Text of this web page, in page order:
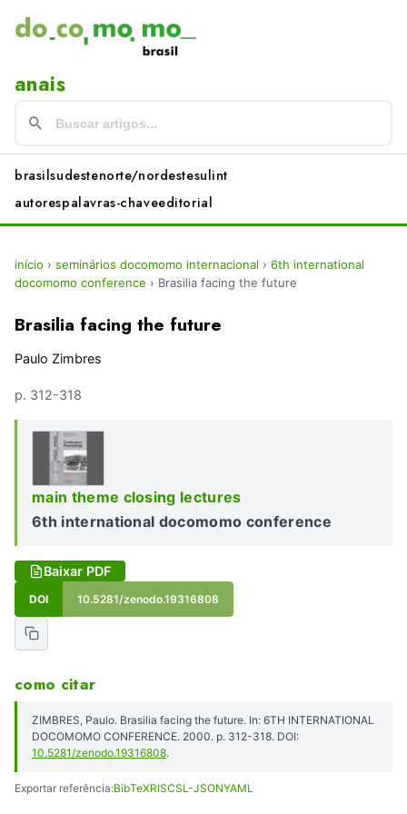
anais
brasilsudestenorte/nordestesulint
autorespalavras-chaveeditorial
início › seminários docomomo internacional › 6th international
docomomo conference › Brasilia facing the future
Brasilia facing the future
Paulo Zimbres
p. 312-318
main theme closing lectures
6th international docomomo conference
Baixar PDF
DOI 10.5281/zenodo.19316808
como citar
ZIMBRES, Paulo. Brasilia facing the future. In: 6TH INTERNATIONAL
DOCOMOMO CONFERENCE. 2000. p. 312-318. DOI:
10.5281/zenodo.19316808.
Exportar referência:BibTeXRISCSL-JSONYAML